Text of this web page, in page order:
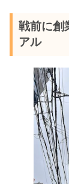
戦前に創
アル